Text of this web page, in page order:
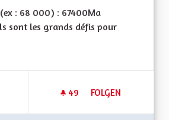
: 68 000) : 67400Ma
sont les grands défis pour
49 49 FOLLOWER
FOLGEN
GÉOTHERMIE